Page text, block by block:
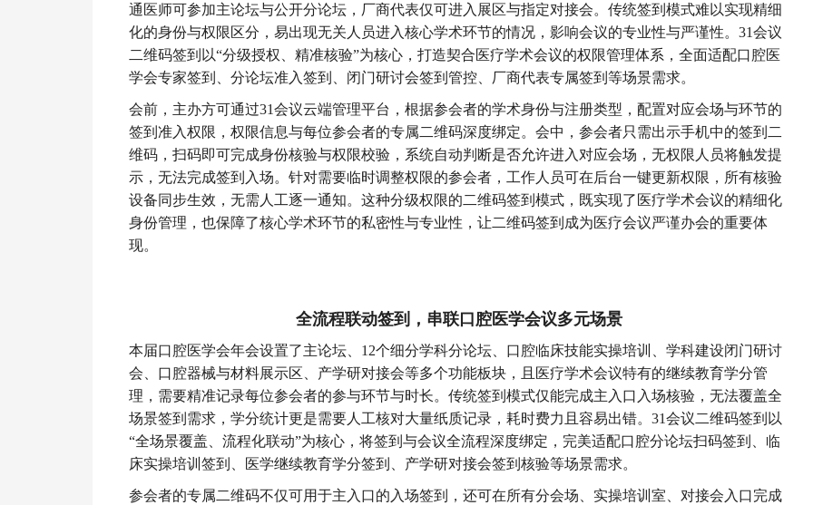
通医师可参加主论坛与公开分论坛，厂商代表仅可进入展区与指定对接会。传统签到模式难以实现精细
化的身份与权限区分，易出现无关人员进入核心学术环节的情况，影响会议的专业性与严谨性。31会议
二维码签到以“分级授权、精准核验”为核心，打造契合医疗学术会议的权限管理体系，全面适配口腔医
学会专家签到、分论坛准入签到、闭门研讨会签到管控、厂商代表专属签到等场景需求。
会前，主办方可通过31会议云端管理平台，根据参会者的学术身份与注册类型，配置对应会场与环节的
签到准入权限，权限信息与每位参会者的专属二维码深度绑定。会中，参会者只需出示手机中的签到二
维码，扫码即可完成身份核验与权限校验，系统自动判断是否允许进入对应会场，无权限人员将触发提
示，无法完成签到入场。针对需要临时调整权限的参会者，工作人员可在后台一键更新权限，所有核验
设备同步生效，无需人工逐一通知。这种分级权限的二维码签到模式，既实现了医疗学术会议的精细化
身份管理，也保障了核心学术环节的私密性与专业性，让二维码签到成为医疗会议严谨办会的重要体
现。
全流程联动签到，串联口腔医学会议多元场景
本届口腔医学会年会设置了主论坛、12个细分学科分论坛、口腔临床技能实操培训、学科建设闭门研讨
会、口腔器械与材料展示区、产学研对接会等多个功能板块，且医疗学术会议特有的继续教育学分管
理，需要精准记录每位参会者的参与环节与时长。传统签到模式仅能完成主入口入场核验，无法覆盖全
场景签到需求，学分统计更是需要人工核对大量纸质记录，耗时费力且容易出错。31会议二维码签到以
“全场景覆盖、流程化联动”为核心，将签到与会议全流程深度绑定，完美适配口腔分论坛扫码签到、临
床实操培训签到、医学继续教育学分签到、产学研对接会签到核验等场景需求。
参会者的专属二维码不仅可用于主入口的入场签到，还可在所有分会场、实操培训室、对接会入口完成